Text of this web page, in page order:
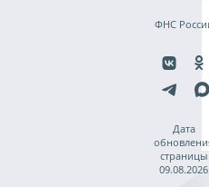
ФНС
Дата
страницы
09.08.2026